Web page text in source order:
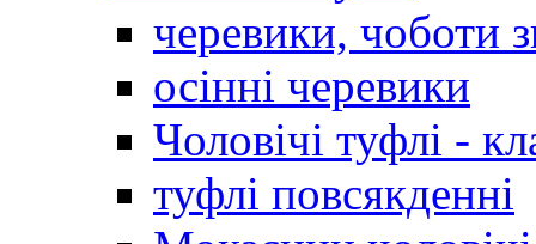
черевики, чоботи
осінні черевики
Чоловічі туфлі -
туфлі повсякденні